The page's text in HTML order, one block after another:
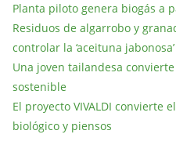
Planta piloto genera biogás a
Residuos de algarrobo y
controlar la ‘aceituna jabonosa’
Una joven tailandesa
sostenible
El proyecto VIVALDI convierte
biológico y piensos